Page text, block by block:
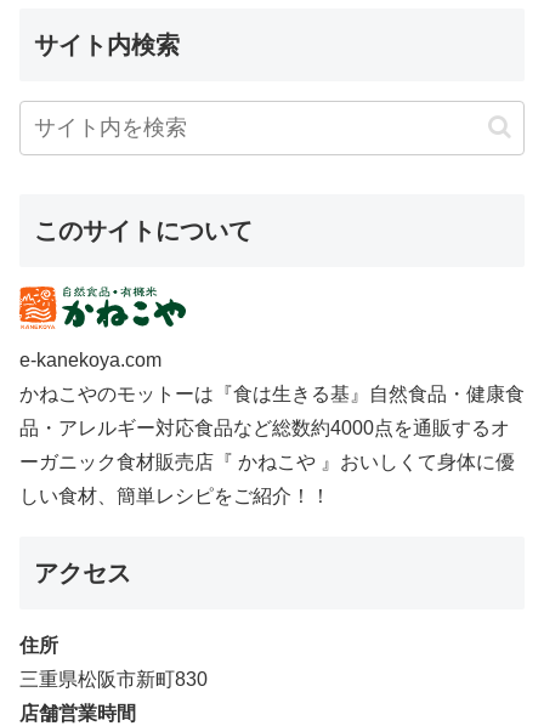
サイト内検索
このサイトについて
e-kanekoya.com
かねこやのモットーは『食は生きる基』自然食品・健康食
品・アレルギー対応食品など総数約4000点を通販するオ
ーガニック食材販売店『 かねこや 』おいしくて身体に優
しい食材、簡単レシピをご紹介！！
アクセス
住所
三重県松阪市新町830
店舗営業時間